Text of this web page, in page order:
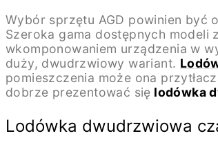
Wybór sprzętu AGD powinien być
Szeroka gama dostępnych
wkomponowaniem urządzenia w
duży, dwudrzwiowy wariant.
pomieszczenia może ona
dobrze prezentować się lodówka
Lodówka dwudrzwiowa